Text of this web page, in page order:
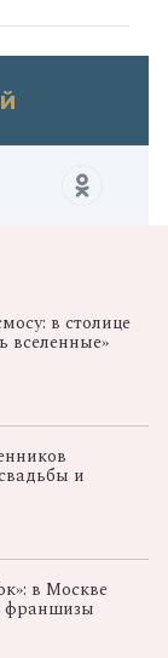
в столице
вселенные»
и
в Москве
франшизы